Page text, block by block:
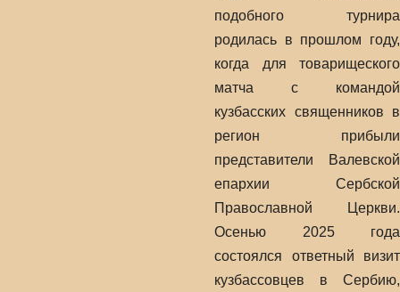
подобного турнира
родилась в прошлом году,
когда для товарищеского
матча с командой
кузбасских священников в
регион прибыли
представители Валевской
епархии Сербской
Православной Церкви.
Осенью 2025 года
состоялся ответный визит
кузбассовцев в Сербию,